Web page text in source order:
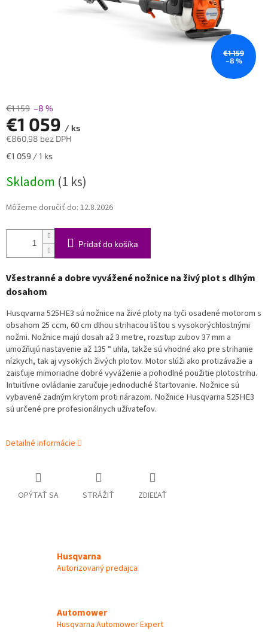
€1 159
–8 %
€1 159 –8 %
€1 059 / ks
€860,98 bez DPH
Jednotková
€1 059 / 1 ks
Skladom (1 ks)
Môžeme doručiť do: 12.8.2026
Pridať do košíka
Všestranné a dobre vyvážené nožnice na živý plot s dlhým
dosahom
Husqvarna 525HE3 sú nožnice na živé ploty na tyči osadené motorom s
obsahom 25 ccm, 60 cm dlhou strihacou lištou s vysokorýchlostnými
nožmi. Nožnice majú dosah až 3 metre, rozstup zubov 37 mm a
umožňujú nastavenie až 135 ° uhla, takže sú vhodné ako pre strihanie
nízkych, tak aj vysokých živých plotov. Motor slúži ako protizávažie a
zaisťuje mimoriadne dobré vyváženie a pohodlné použitie plotostrihu.
Intuitívne ovládanie zaručuje jednoduché štartovanie. Nožnice sú
vybavené zadným krytom proti nárazom. Nožnice Husqvarna 525HE3
sú určené pre profesionálnych užívateľov.
Detailné informácie
OPÝTAŤ SA STRÁŽIŤ ZDIEĽAŤ
Husqvarna
Autorizovaný predajca
Automower
Husqvarna Automower Expert